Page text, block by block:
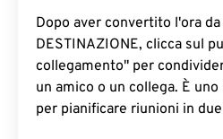
Dopo aver convertito l'ora da
DESTINAZIONE, clicca sul
collegamento" per
un amico o un collega. È
per pianificare riunioni in